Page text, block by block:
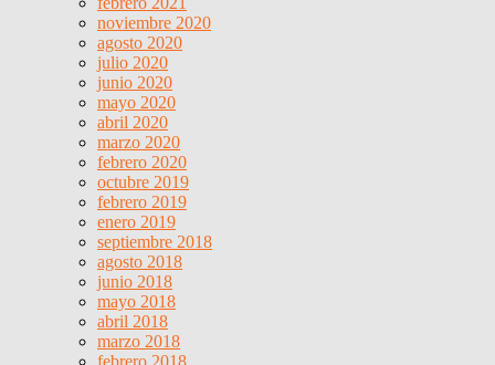
noviembre 2020
agosto 2020
julio 2020
junio 2020
mayo 2020
abril 2020
marzo 2020
febrero 2020
octubre 2019
febrero 2019
enero 2019
septiembre 2018
agosto 2018
junio 2018
mayo 2018
abril 2018
marzo 2018
febrero 2018